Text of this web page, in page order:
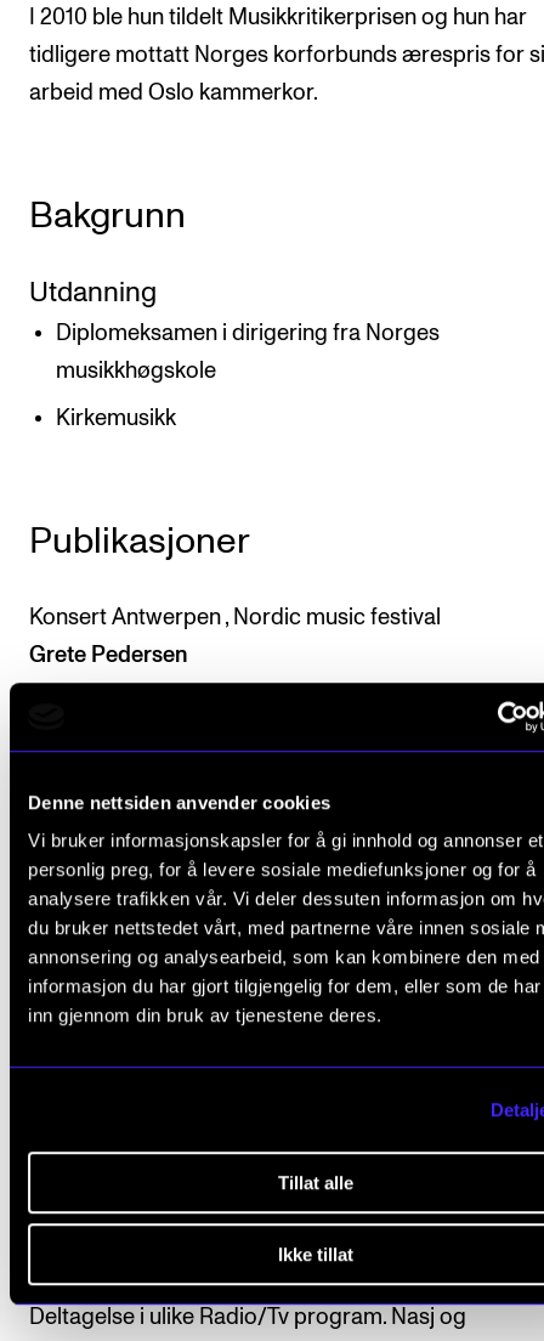
Denne nettsiden anvender cookies
Vi bruker informasjonskapsler for å gi innhold og annonser et
personlig preg, for å levere sosiale mediefunksjoner og for å
analysere trafikken vår. Vi deler dessuten informasjon om
du bruker nettstedet vårt, med partnerne våre innen sosiale
annonsering og analysearbeid, som kan kombinere den med
informasjon du har gjort tilgjengelig for dem, eller som de
inn gjennom din bruk av tjenestene deres.
Tillat alle
Ikke tillat
I 2010 ble hun tildelt Musikkritikerprisen og hun har
tidligere mottatt Norges korforbunds ærespris for
arbeid med Oslo kammerkor.
Bakgrunn
Utdanning
Diplomeksamen i dirigering fra Norges
musikkhøgskole
Kirkemusikk
Publikasjoner
Konsert Antwerpen , Nordic music festival
Grete Pedersen
2015
Haydn -
Unexpected moments
Grete Pedersen
2015
Jubileumskonsert Knut Nystedt
Haydn, Lord Nelson Mass, Portland
2015
Innspilling av dokumentarfilm "Haydn paa hjernen".
Deltagelse i ulike Radio/Tv program. Nasj og